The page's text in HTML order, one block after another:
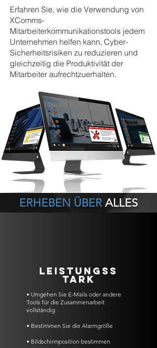
Erfahren Sie, wie die Verwendung von
XComms-
Mitarbeiterkommunikationstools jedem
Unternehmen helfen kann, Cyber-
Sicherheitsrisiken zu reduzieren und
gleichzeitig die Produktivität der
Mitarbeiter aufrechtzuerhalten.
ERHEBEN ÜBER ALLES
LEISTUNGSS
TARK
• Umgehen Sie E-Mails oder andere
Tools für die Zusammenarbeit
vollständig
• Bestimmen Sie die Alarmgröße
• Bildschirmposition bestimmen